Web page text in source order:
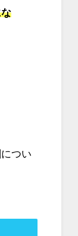
につい